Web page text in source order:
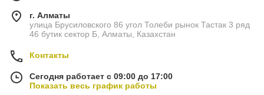
г. Алматы
улица Брусиловского 86 угол Толеби рынок Тастак 3 ряд
46 бутик сектор Б, Алматы, Казахстан
Контакты
Сегодня работает с 09:00 до 17:00
Показать весь график работы